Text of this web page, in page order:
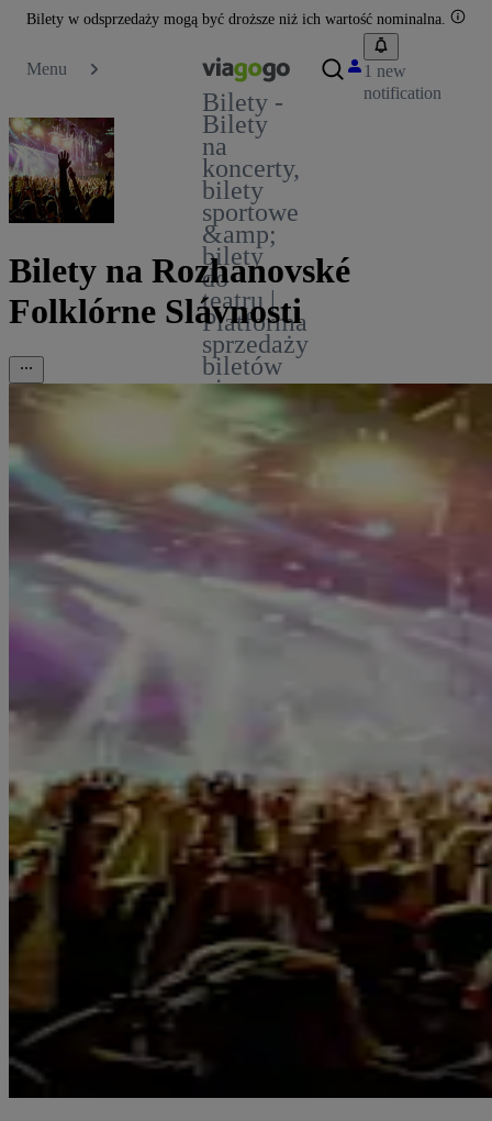
Bilety w odsprzedaży mogą być droższe niż ich wartość nominalna.
Menu
Bilety -
Bilety
na
koncerty,
bilety
sportowe
&amp;
bilety
do
teatru |
Platforma
sprzedaży
biletów
viagogo
1 new
notification
Bilety na Rozhanovské
Folklórne Slávnosti